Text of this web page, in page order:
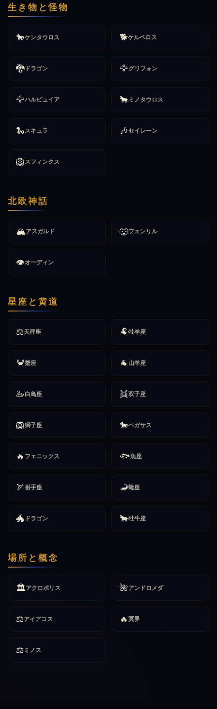
生き物と怪物
🐎ケンタウロス 🐕ケルベロス
🐉 ドラゴン 🦅グリフォン
🦅ハルピュイア 🐂 ミノタウロス
🐍スキュラ 🎶セイレーン
🦁スフィンクス
北欧神話
🏔️アスガルド 🐺フェンリル
👁️オーディン
星座と黄道
⚖️天秤座 🐏 牡羊座
🦀蟹座 🐐 山羊座
🦢白鳥座 👯双子座
🦁獅子座 🐎ペガサス
🔥 フェニックス 🐟魚座
🏹射手座 🦂蠍座
🐲 ドラゴン 🐂牡牛座
場所と概念
🏛️アクロポリス 🌺アンドロメダ
⚖️アイアコス 🔥 冥界
⚖️ ミノス